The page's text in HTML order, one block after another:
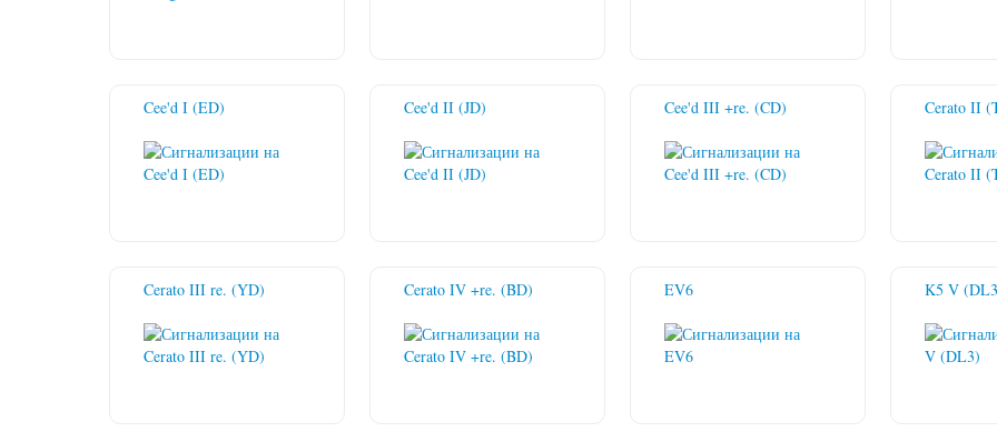
Cee'd I (ED) Cee'd II (JD) Cee'd III +re. (CD) Cerato II
Cerato III re. (YD) Cerato IV +re. (BD) EV6 K5 V